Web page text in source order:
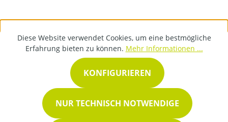
Diese Website verwendet Cookies, um eine bestmögliche
Erfahrung bieten zu können. Mehr Informationen ...
NUR TECHNISCH NOTWENDIGE
KONFIGURIEREN